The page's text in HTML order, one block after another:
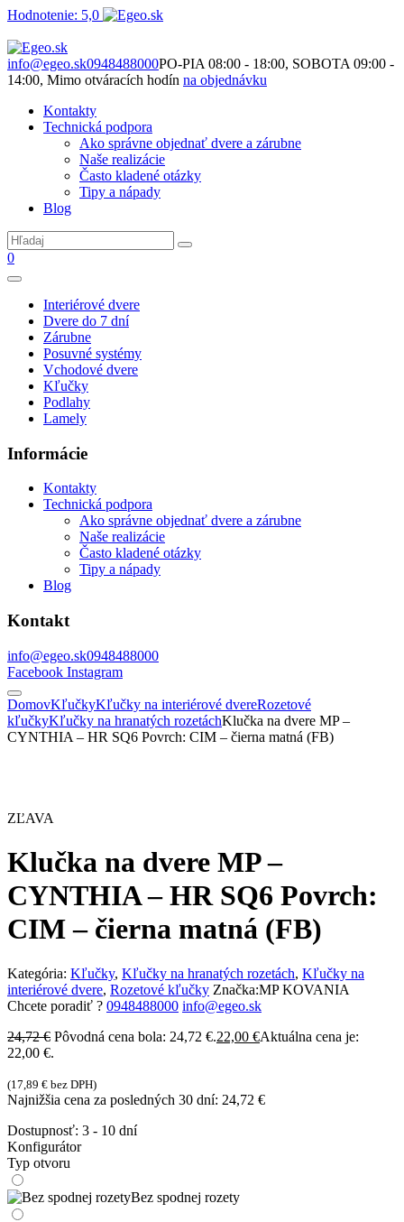
Hodnotenie: 5,0
info@egeo.sk0948488000PO-PIA 08:00 - 18:00, SOBOTA 09:00 -
14:00, Mimo otváracích hodín na objednávku
Kontakty
Technická podpora
Ako správne objednať dvere a zárubne
Naše realizácie
Často kladené otázky
Tipy a nápady
Blog
0
Interiérové dvere
Dvere do 7 dní
Zárubne
Posuvné systémy
Vchodové dvere
Kľučky
Podlahy
Lamely
Informácie
Kontakty
Technická podpora
Ako správne objednať dvere a zárubne
Naše realizácie
Často kladené otázky
Tipy a nápady
Blog
Kontakt
info@egeo.sk0948488000
Facebook Instagram
DomovKľučkyKľučky na interiérové dvereRozetové
kľučkyKľučky na hranatých rozetáchKlučka na dvere MP –
CYNTHIA – HR SQ6 Povrch: CIM – čierna matná (FB)
ZĽAVA
Klučka na dvere MP –
CYNTHIA – HR SQ6 Povrch:
CIM – čierna matná (FB)
Kategória: Kľučky, Kľučky na hranatých rozetách, Kľučky na
interiérové dvere, Rozetové kľučky Značka:MP KOVANIA
Chcete poradiť ? 0948488000 info@egeo.sk
24,72€ Pôvodná cena bola: 24,72 €.22,00 €Aktuálna cena je:
22,00 €.
(17,89 € bez DPH)
Najnižšia cena za posledných 30 dní: 24,72 €
Dostupnosť: 3 - 10 dní
Konfigurátor
Typ otvoru
Bez spodnej rozety